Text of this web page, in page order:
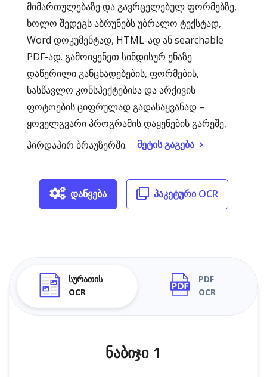
მიმართულებაზე და გავრცელებულ ფორმებზე,
ხოლო შედეგს აბრუნებს უბრალო ტექსტად,
Word დოკუმენტად, HTML-ად ან searchable
PDF-ად. გამოიყენეთ სინდისურ ენაზე
დაწერილი განცხადებების, ფორმების,
სასწავლო კონსპექტებისა და არქივის
ფოტოების ციფრულად გადასაყვანად –
ყოველგვარი პროგრამის დაყენების გარეშე,
პირდაპირ ბრაუზერში.
მეტის გაგება
დაწყება პაკეტური OCR
სურათის
OCR
PDF
OCR
ნაბიჯი 1